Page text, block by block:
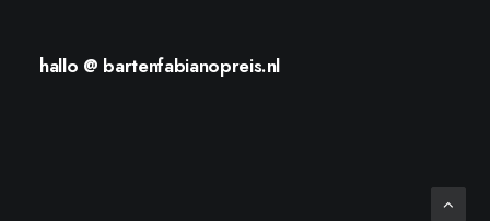
hallo @ bartenfabianopreis.nl